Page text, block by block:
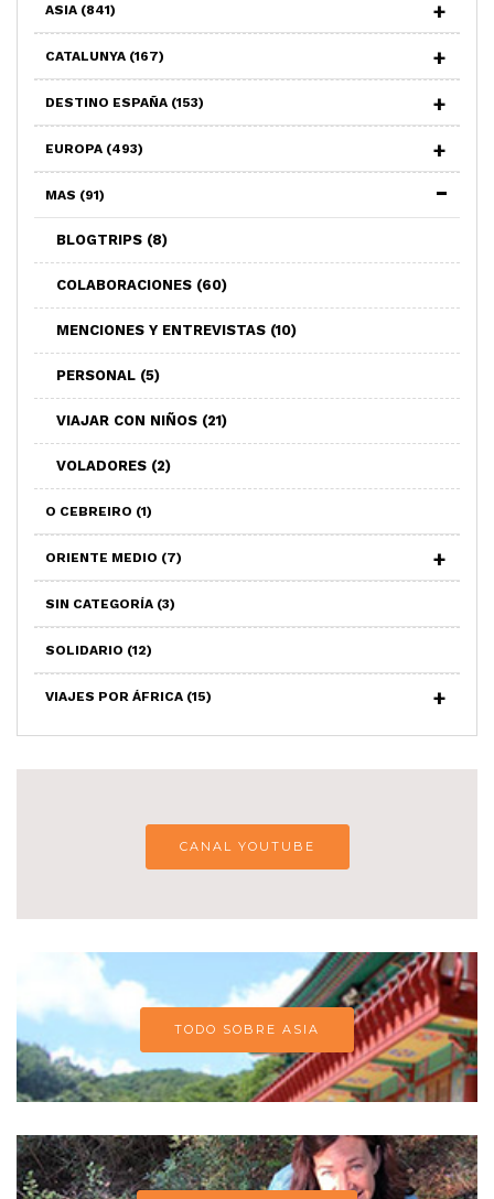
ASIA (841)
CATALUNYA (167)
DESTINO ESPAÑA (153)
EUROPA (493)
MAS (91)
BLOGTRIPS (8)
COLABORACIONES (60)
MENCIONES Y ENTREVISTAS (10)
PERSONAL (5)
VIAJAR CON NIÑOS (21)
VOLADORES (2)
O CEBREIRO (1)
ORIENTE MEDIO (7)
SIN CATEGORÍA (3)
SOLIDARIO (12)
VIAJES POR ÁFRICA (15)
CANAL YOUTUBE
TODO SOBRE ASIA